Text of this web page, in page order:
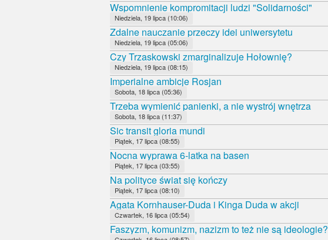
Wspomnienie kompromitacji ludzi "Solidarności"
Niedziela, 19 lipca (10:06)
Zdalne nauczanie przeczy idei uniwersytetu
Niedziela, 19 lipca (05:06)
Czy Trzaskowski zmarginalizuje Hołownię?
Niedziela, 19 lipca (08:15)
Imperialne ambicje Rosjan
Sobota, 18 lipca (05:36)
Trzeba wymienić panienki, a nie wystrój wnętrza
Sobota, 18 lipca (11:37)
Sic transit gloria mundi
Piątek, 17 lipca (08:55)
Nocna wyprawa 6-latka na basen
Piątek, 17 lipca (03:55)
Na polityce świat się kończy
Piątek, 17 lipca (08:10)
Agata Kornhauser-Duda i Kinga Duda w akcji
Czwartek, 16 lipca (05:54)
Faszyzm, komunizm, nazizm to też nie są ideologie?